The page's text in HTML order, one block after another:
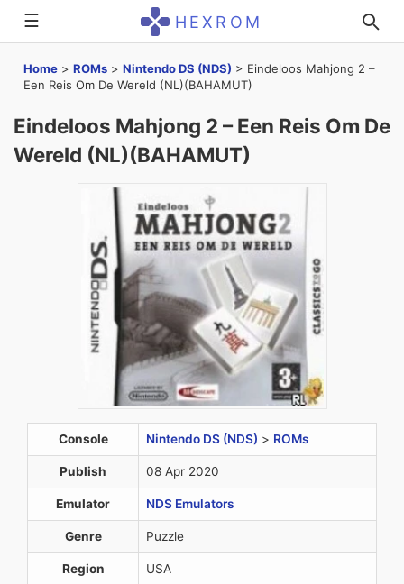
☰ HEXROM
Home > ROMs > Nintendo DS (NDS) > Eindeloos Mahjong 2 –
Een Reis Om De Wereld (NL)(BAHAMUT)
Eindeloos Mahjong 2 – Een Reis Om De
Wereld (NL)(BAHAMUT)
Console Nintendo DS (NDS) > ROMs
Publish 08 Apr 2020
Emulator NDS Emulators
Genre Puzzle
Region USA